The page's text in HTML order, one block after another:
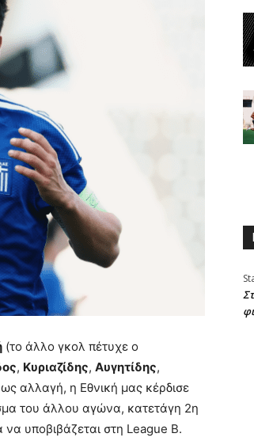
(το άλλο γκολ πέτυχε ο
, Κυριαζίδης, Αυγητίδης,
αλλαγή, η Εθνική μας κέρδισε
του άλλου αγώνα, κατετάγη 2η
υποβιβάζεται στη League B.